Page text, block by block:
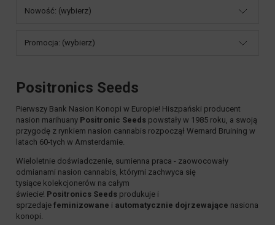
Nowość: (wybierz)
Promocja: (wybierz)
Positronics Seeds
Pierwszy Bank Nasion Konopi w Europie! Hiszpański producent
nasion marihuany Positronic Seeds powstały w 1985 roku, a swoją
przygodę z rynkiem nasion cannabis rozpoczął Wernard Bruining w
latach 60-tych w Amsterdamie.
Wieloletnie doświadczenie, sumienna praca - zaowocowały
odmianami nasion cannabis, którymi zachwyca się
tysiące kolekcjonerów na całym
świecie! Positronics Seeds produkuje i
sprzedaje feminizowane i automatycznie dojrzewające nasiona
konopi.